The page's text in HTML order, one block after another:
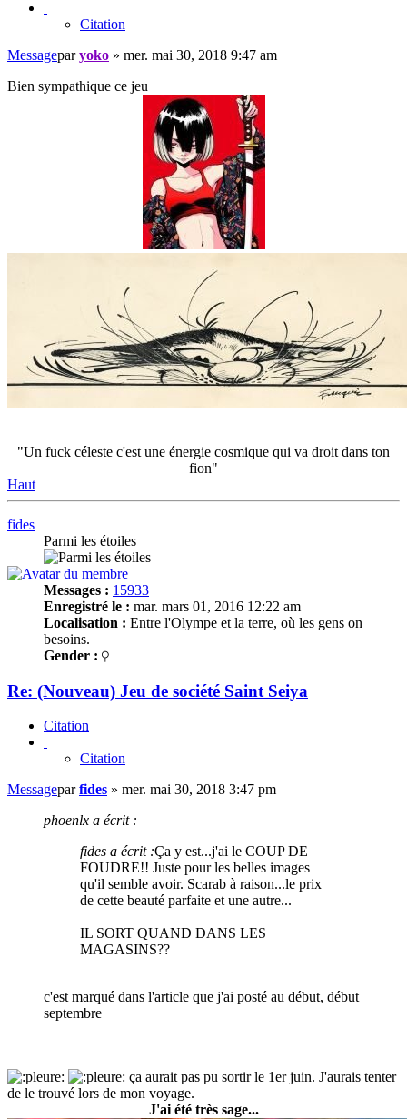
Citation
Messageparyoko » mer. mai 30, 2018 9:47 am
Bien sympathique ce jeu
"Un fuck céleste c'est une énergie cosmique qui va droit dans ton
fion"
Haut
fides
Parmi les étoiles
Messages : 15933
Enregistré le : mar. mars 01, 2016 12:22 am
Localisation : Entre l'Olympe et la terre, où les gens on
besoins.
Gender :
Re: (Nouveau) Jeu de société Saint Seiya
Citation
Citation
Messageparfides » mer. mai 30, 2018 3:47 pm
phoenlx a écrit :
fides a écrit :Ça y est...j'ai le COUP DE
FOUDRE!! Juste pour les belles images
qu'il semble avoir. Scarab à raison...le prix
de cette beauté parfaite et une autre...
IL SORT QUAND DANS LES
MAGASINS??
c'est marqué dans l'article que j'ai posté au début, début
septembre
ça aurait pas pu sortir le 1er juin. J'aurais tenter
de le trouvé lors de mon voyage.
J'ai été très sage...